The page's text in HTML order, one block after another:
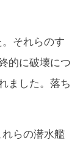
それらのす
的に破壊につ
ました。落ち
らの潜水艦